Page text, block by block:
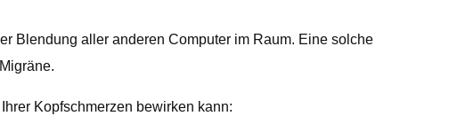
Blendung aller anderen Computer im Raum. Eine solche
Kopfschmerzen bewirken kann: